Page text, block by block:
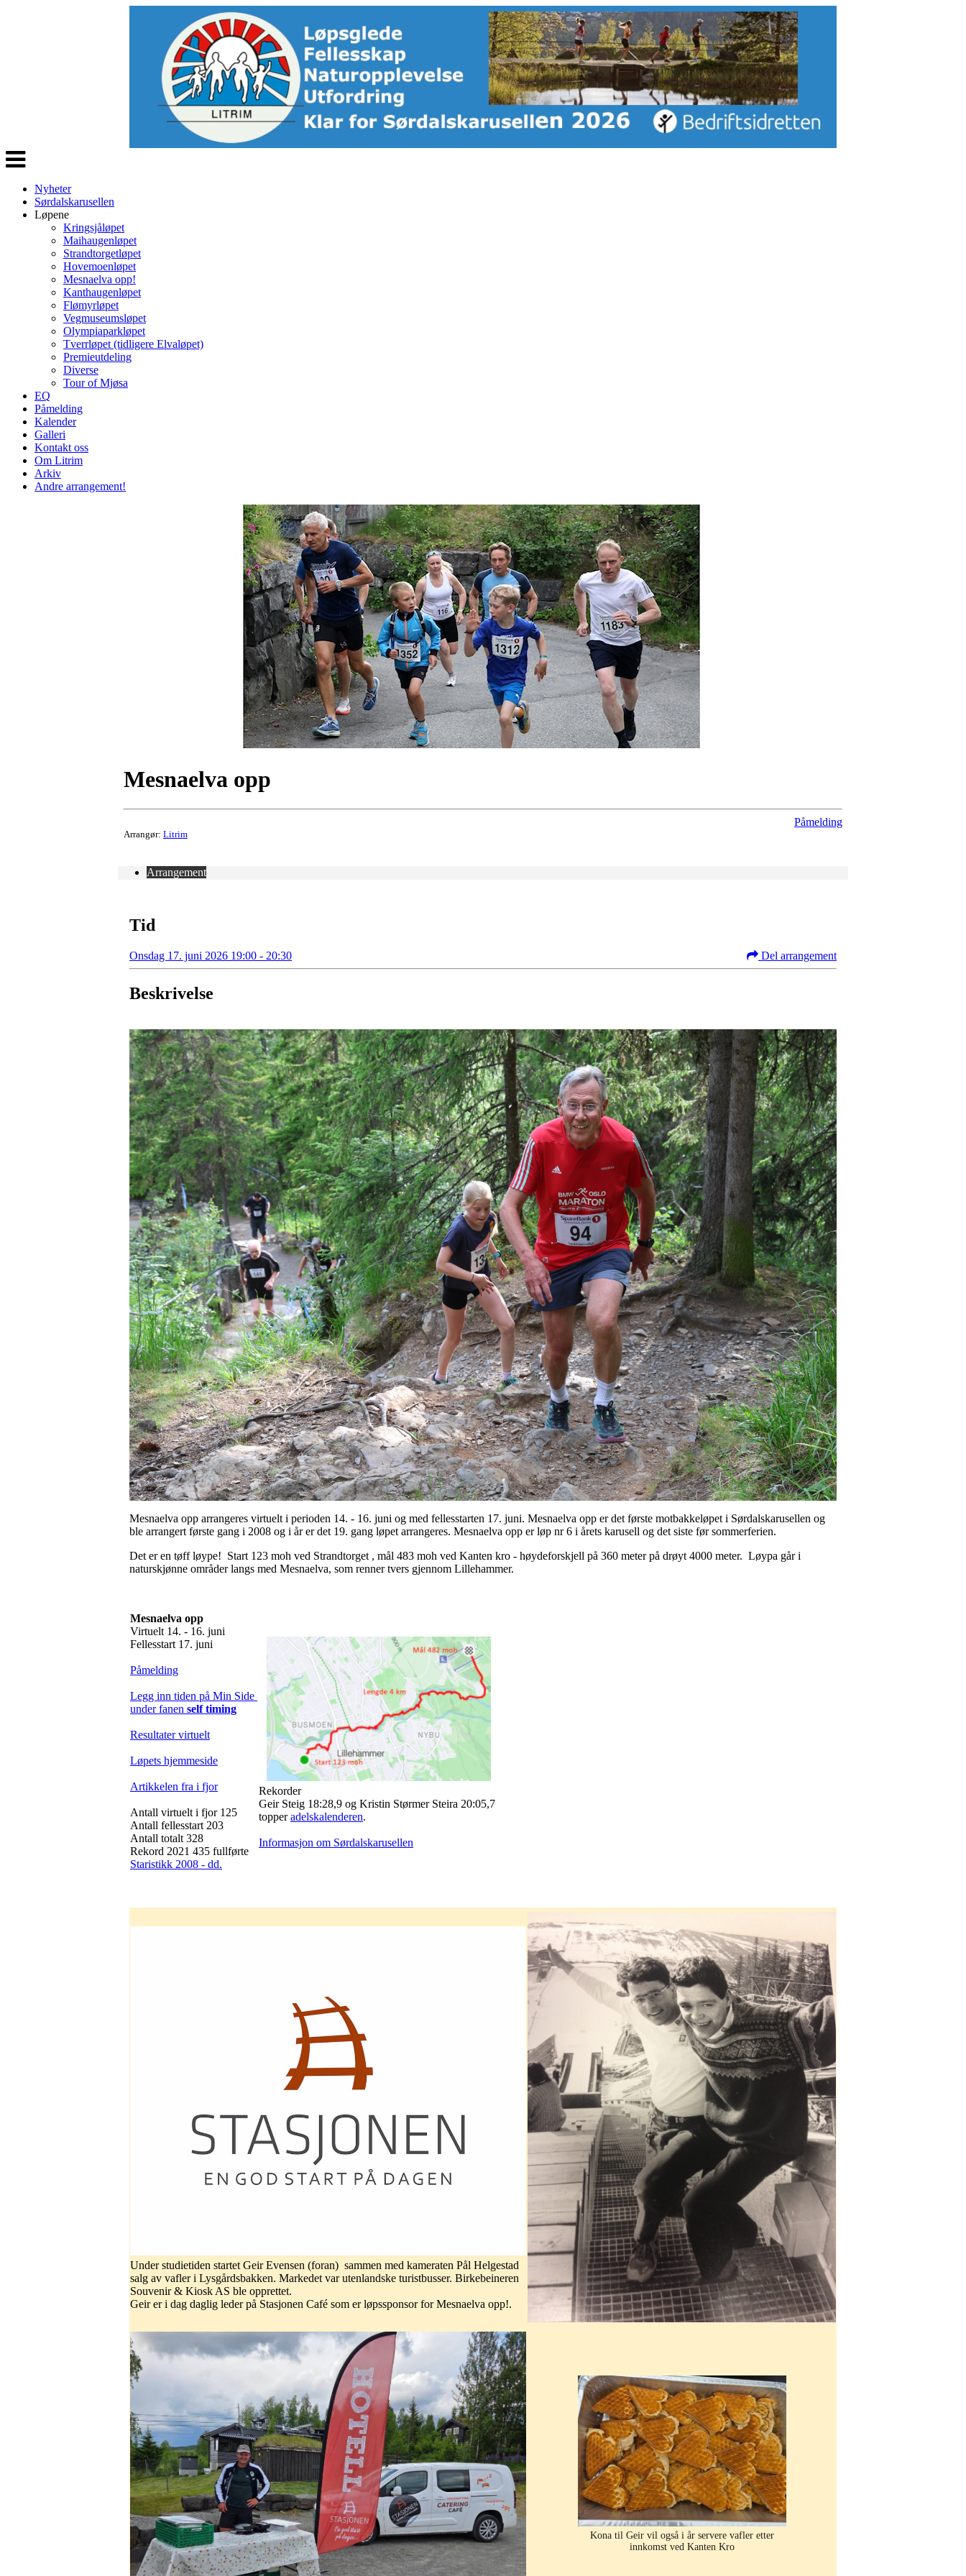
Veksle
navigasjon
Nyheter
Sørdalskarusellen
Løpene
Kringsjåløpet
Maihaugenløpet
Strandtorgetløpet
Hovemoenløpet
Mesnaelva opp!
Kanthaugenløpet
Flømyrløpet
Vegmuseumsløpet
Olympiaparkløpet
Tverrløpet (tidligere Elvaløpet)
Premieutdeling
Diverse
Tour of Mjøsa
EQ
Påmelding
Kalender
Galleri
Kontakt oss
Om Litrim
Arkiv
Andre arrangement!
Mesnaelva opp
Arrangør: Litrim
Påmelding
Arrangement
Tid
Onsdag 17. juni 2026 19:00 - 20:30 Del arrangement
Beskrivelse
Mesnaelva opp arrangeres virtuelt i perioden 14. - 16. juni og med fellesstarten 17. juni. Mesnaelva opp er det første motbakkeløpet i Sørdalskarusellen og
ble arrangert første gang i 2008 og i år er det 19. gang løpet arrangeres. Mesnaelva opp er løp nr 6 i årets karusell og det siste før sommerferien.
Det er en tøff løype! Start 123 moh ved Strandtorget , mål 483 moh ved Kanten kro - høydeforskjell på 360 meter på drøyt 4000 meter. Løypa går i
naturskjønne områder langs med Mesnaelva, som renner tvers gjennom Lillehammer.
Mesnaelva opp
Virtuelt 14. - 16. juni
Fellesstart 17. juni
Påmelding
Legg inn tiden på Min Side
under fanen self timing
Resultater virtuelt
Løpets hjemmeside
Artikkelen fra i fjor
Antall virtuelt i fjor 125
Antall fellesstart 203
Antall totalt 328
Rekord 2021 435 fullførte
Staristikk 2008 - dd.
Rekorder
Geir Steig 18:28,9 og Kristin Størmer Steira 20:05,7
topperadelskalenderen.
Informasjon om Sørdalskarusellen
Under studietiden startet Geir Evensen (foran) sammen med kameraten Pål Helgestad
salg av vafler i Lysgårdsbakken. Markedet var utenlandske turistbusser. Birkebeineren
Souvenir & Kiosk AS ble opprettet.
Geir er i dag daglig leder på Stasjonen Café som er løpssponsor for Mesnaelva opp!.
Kona til Geir vil også i år servere vafler etter
innkomst ved Kanten Kro